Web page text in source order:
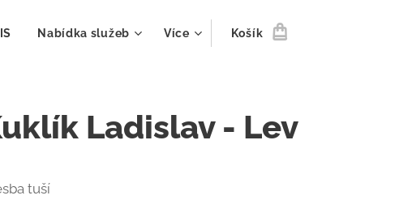
Nabídka služeb Více Košík
Ladislav - Lev
tuší